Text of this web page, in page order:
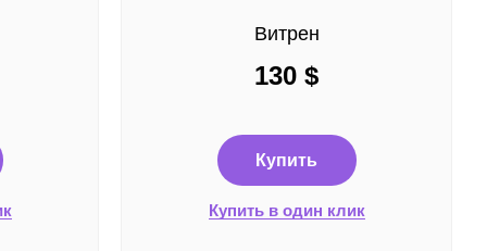
Витрен
130 $
Купить
Купить в один клик